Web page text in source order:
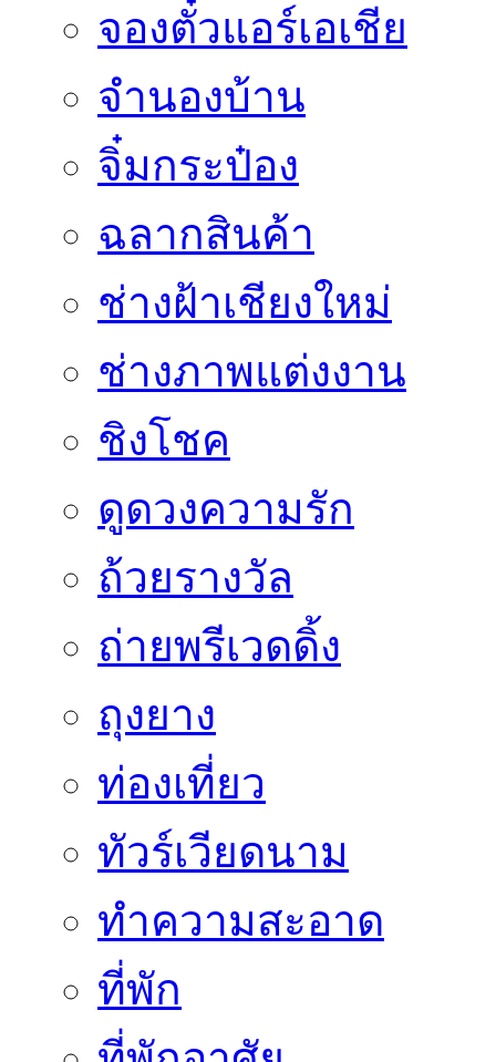
จองตั๋วแอร์เอเชีย
จำนองบ้าน
จิ๋มกระป๋อง
ฉลากสินค้า
ช่างฝ้าเชียงใหม่
ช่างภาพแต่งงาน
ชิงโชค
ดูดวงความรัก
ถ้วยรางวัล
ถ่ายพรีเวดดิ้ง
ถุงยาง
ท่องเที่ยว
ทัวร์เวียดนาม
ทำความสะอาด
ที่พัก